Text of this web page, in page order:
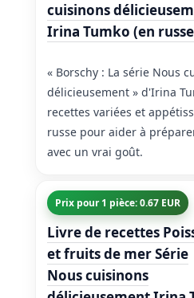
cuisinons
Irina Tumko (en
« Borschy : La série Nous
délicieusement » d'Irina
recettes variées et
russe pour aider à
avec un vrai goût.
Prix pour 1 pièce: 0.67 EUR
Livre de recettes
et fruits de mer Série
Nous cuisinons